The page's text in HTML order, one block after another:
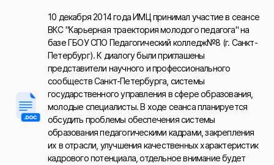
10 декабря 2014 года ИМЦ принимал участие в сеансе
ВКС "Карьерная траектория молодого педагога" на
базе ГБОУ СПО Педагогический колледж№8 (г. Санкт-
Петербург). К диалогу были приглашены
представители научного и профессионального
сообществ Санкт-Петербурга, системы
государственного управления в сфере образования,
молодые специалисты. В ходе сеанса планируется
обсудить проблемы обеспечения системы
образования педагогическими кадрами, закрепления
их в отрасли, улучшения качественных характеристик
кадрового потенциала, отдельное внимание будет